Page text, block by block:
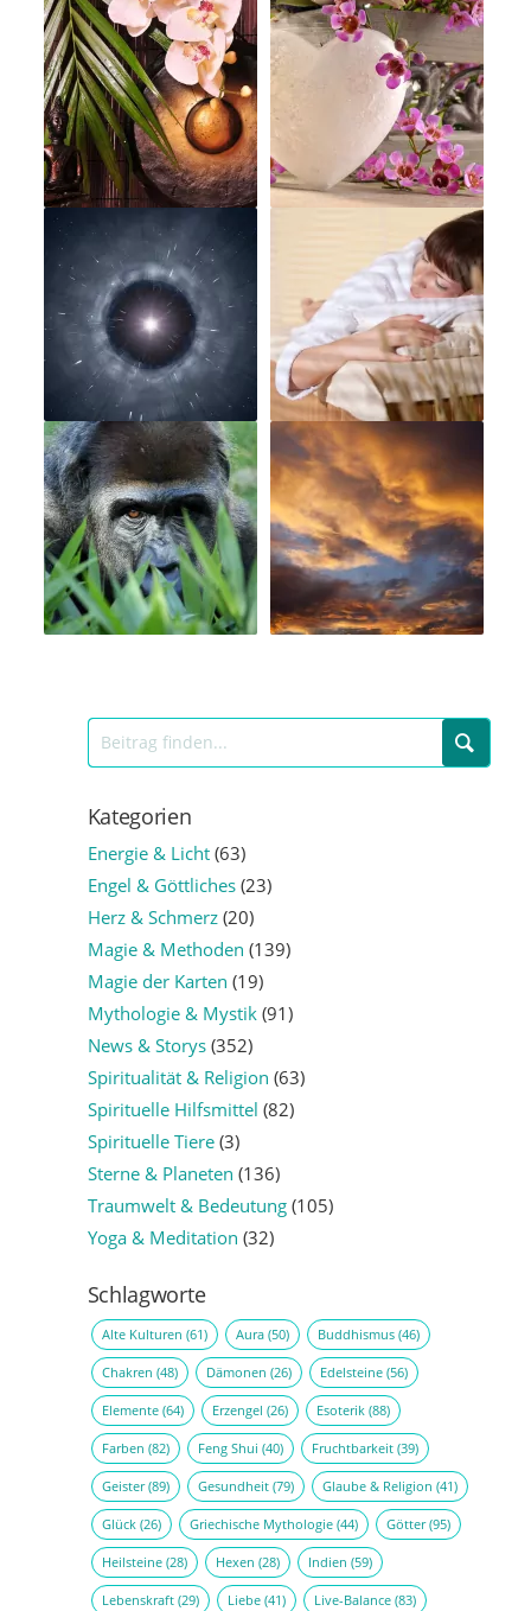
Kategorien
Energie & Licht(63)
Engel & Göttliches(23)
Herz & Schmerz(20)
Magie & Methoden (139)
Magie der Karten (19)
Mythologie & Mystik(91)
News & Storys(352)
Spiritualität & Religion (63)
Spirituelle Hilfsmittel (82)
Spirituelle Tiere(3)
Sterne & Planeten (136)
Traumwelt & Bedeutung(105)
Yoga & Meditation (32)
Schlagworte
Alte Kulturen (61) Aura(50) Buddhismus(46)
Chakren (48) Dämonen (26) Edelsteine(56)
Elemente(64) Erzengel (26) Esoterik(88)
Farben (82) Feng Shui (40) Fruchtbarkeit(39)
Geister(89) Gesundheit(79) Glaube & Religion (41)
Glück(26) Griechische Mythologie(44) Götter(95)
Heilsteine(28) Hexen (28) Indien (59)
Lebenskraft(29) Liebe(41) Live-Balance(83)